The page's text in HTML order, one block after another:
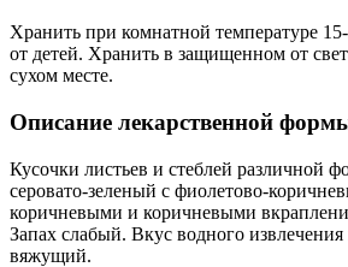
Хранить при комнатной температуре
от детей. Хранить в защищенном от
сухом месте.
Описание лекарственной
Кусочки листьев и стеблей различной
серовато-зеленый с фиолетово-
коричневыми и коричневыми
Запах слабый. Вкус водного извлечения
вяжущий.